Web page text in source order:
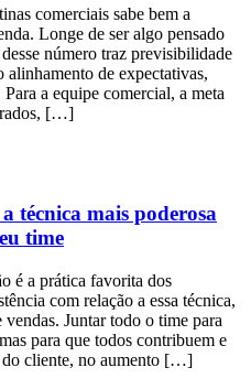
comerciais sabe bem a
Longe de ser algo pensado
número traz previsibilidade
alinhamento de expectativas,
a equipe comercial, a meta
[…]
técnica mais poderosa
time
é a prática favorita dos
com relação a essa técnica,
Juntar todo o time para
para que todos contribuem e
do cliente, no aumento […]